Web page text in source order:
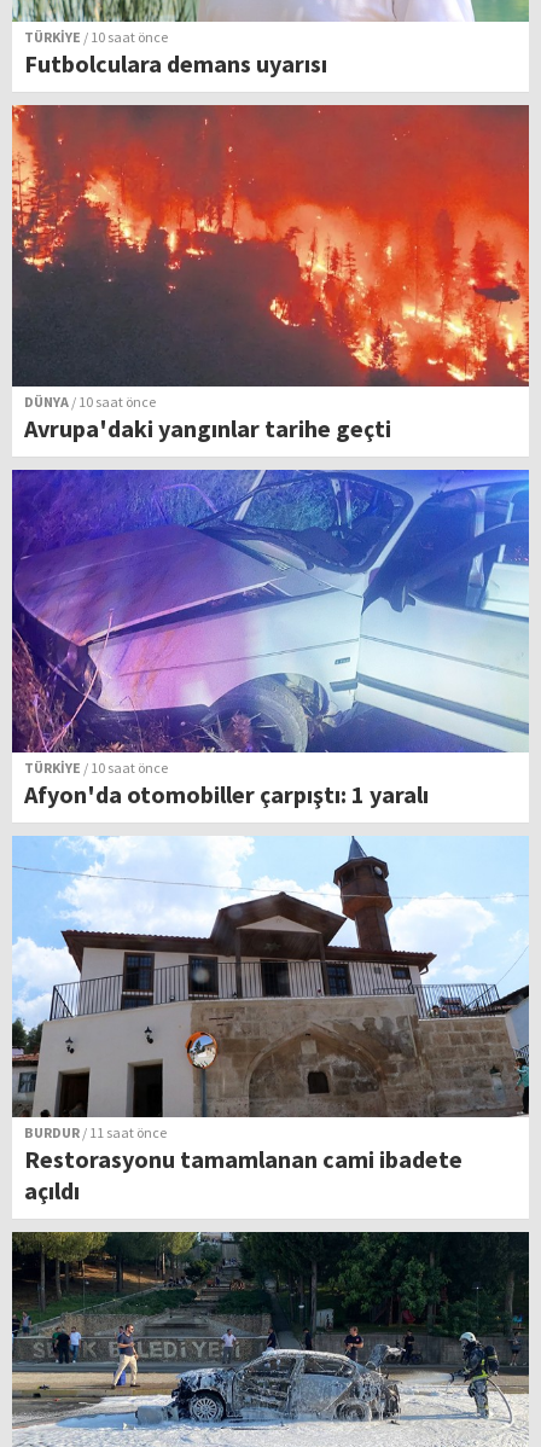
TÜRKİYE / 10 saat önce
Futbolculara demans uyarısı
DÜNYA / 10 saat önce
Avrupa'daki yangınlar tarihe geçti
TÜRKİYE / 10 saat önce
Afyon'da otomobiller çarpıştı: 1 yaralı
BURDUR / 11 saat önce
Restorasyonu tamamlanan cami ibadete
açıldı